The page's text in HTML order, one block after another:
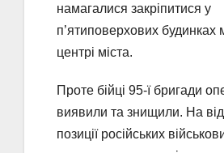
намагалися закріпитися у
п’ятиповерхових будинках
центрі міста.
Проте бійці 95-ї бригади
виявили та знищили. На
позиції російських